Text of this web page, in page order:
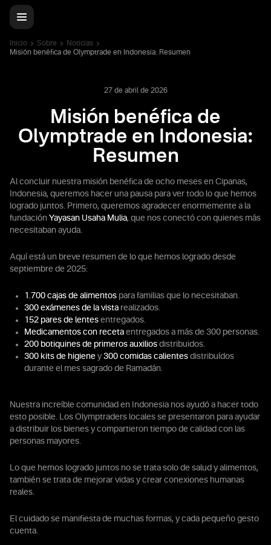
Inicio Sobre
Noticias
Misión benéfica de Olymptrade en Indonesia: Resumen
27 de abril de 2026
Misión benéfica de
Olymptrade en Indonesia:
Resumen
Al concluir nuestra misión benéfica de ocho meses en Cipanas,
Indonesia, queremos hacer una pausa para ver todo lo que hemos
logrado juntos. Primero, queremos agradecer enormemente a la
fundación Yayasan Usaha Mulia, que nos conectó con quienes más
necesitaban ayuda.
Aquí está un breve resumen de lo que hemos logrado desde
septiembre de 2025:
1.700 cajas de alimentos para familias que lo necesitaban.
300 exámenes de la vista realizados.
152 pares de lentes entregados.
Medicamentos con receta entregados a más de 300 personas.
200 botiquines de primeros auxilios distribuidos.
300 kits de higiene y 300 comidas calientes distribuídos
durante el mes sagrado de Ramadán.
Nuestra increíble comunidad en Indonesia nos ayudó a hacer todo
esto posible. Los Olymptraders locales se presentaron para ayudar
a distribuir los bienes y compartieron tiempo de calidad con las
personas mayores.
Lo que hemos logrado juntos no se trata solo de salud y alimentos,
también se trata de mejorar vidas y crear conexiones humanas
reales.
El cuidado se manifiesta de muchas formas, y cada pequeño gesto
cuenta.